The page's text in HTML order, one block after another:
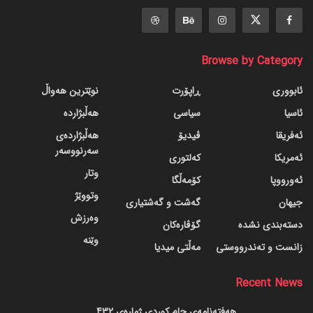
Browse by Category
ئابووری
ئاسیا
ئەفریقا
ئەمریکا
ئەورووپا
جیهان
دسته‌بندی نشده
زانست و تەندرووستی
ڕاپۆرت
سیاسی
ڤیدیۆ
کەلتوری
کۆمەڵگا
گه‌شت و گه‌شتیاری
گۆڤاره‌کان
مەڵتی میدیا
نوێترین هەواڵ
هەڵبژاردە
هەڵبژاردەی
سەرنووسەر
وتار
وتووێژ
وەرزش
وێنە
Recent News